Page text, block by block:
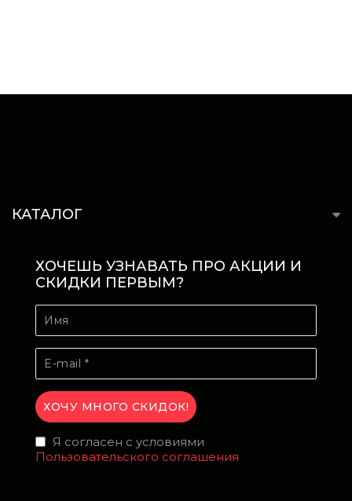
КАТАЛОГ
ХОЧЕШЬ УЗНАВАТЬ ПРО АКЦИИ И
СКИДКИ ПЕРВЫМ?
Я согласен с условиями
Пользовательского соглашения